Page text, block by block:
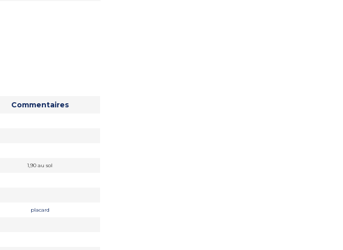
Commentaires
1,90 au sol
placard